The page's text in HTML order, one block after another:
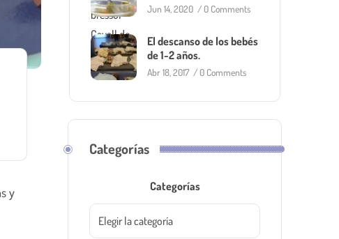
y
Jun 14, 2020 /0 Comments
El descanso de los bebés
de 1-2 años.
Abr 18, 2017 /0 Comments
Categorías
Categorías